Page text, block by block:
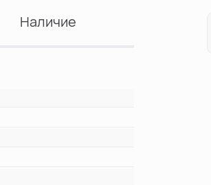
Наличие